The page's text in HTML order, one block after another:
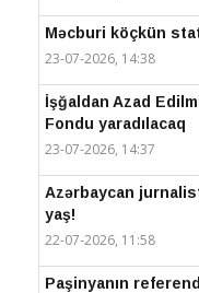
Məcburi köçkün
23-07-2026, 14:38
İşğaldan Azad
Fondu yaradılacaq
23-07-2026, 14:37
Azərbaycan
yaş!
22-07-2026, 11:58
Paşinyanın